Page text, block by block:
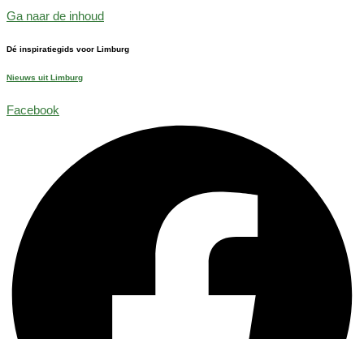
Ga naar de inhoud
Dé inspiratiegids voor Limburg
Nieuws uit Limburg
Facebook